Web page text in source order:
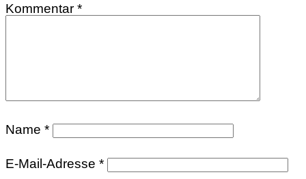
Kommentar *
Name *
E-Mail-Adresse *